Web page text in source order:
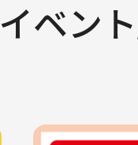
イベン